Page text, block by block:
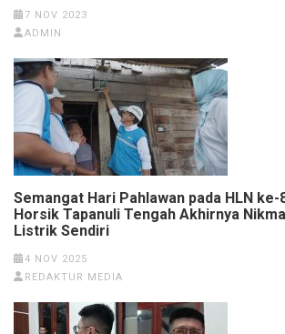
7 NOV 2023
ADMIN
Semangat Hari Pahlawan pada HLN ke-
Horsik Tapanuli Tengah Akhirnya
Listrik Sendiri
4 NOV 2025
REDAKTUR MEDIA